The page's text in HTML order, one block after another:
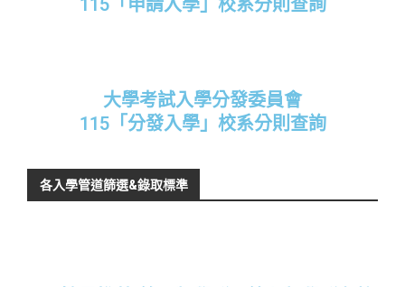
115「申請入學」校系分則查詢
大學考試入學分發委員會
115「分發入學」校系分則查詢
各入學管道篩選&錄取標準